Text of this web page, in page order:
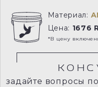
Материал:
Цена: 1676
*В цену
задайте вопросы